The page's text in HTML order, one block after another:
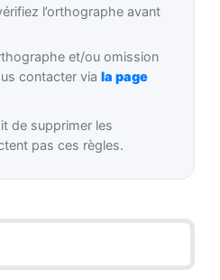
l’orthographe avant
et/ou omission
contacter viala page
de supprimer les
pas ces règles.